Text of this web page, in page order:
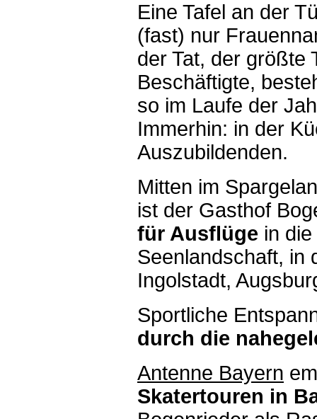
Eine Tafel an der
(fast) nur
der Tat, der größte
Beschäftigte,
so im Laufe der
Immerhin: in der
Auszubildenden.
Mitten im
ist der Gasthof
für Ausflüge in
Seenlandschaft, in
Ingolstadt,
Sportliche
durch die
Antenne Bayern
Skatertouren in